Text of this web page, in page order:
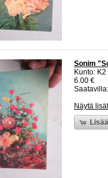
Sonim
Kunto:
6.00 €
Näytä